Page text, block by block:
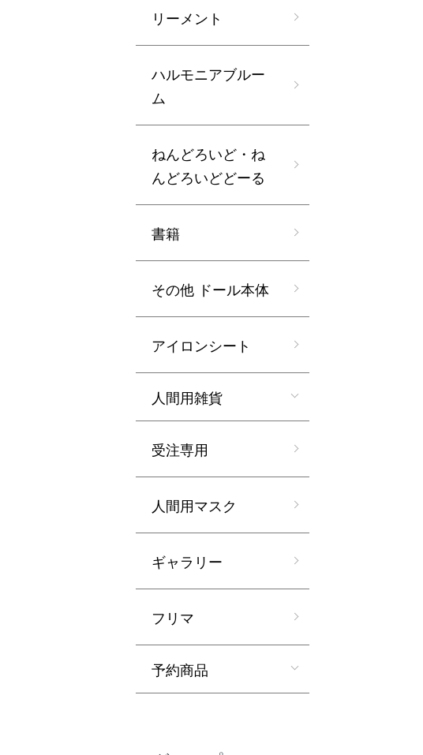
リーメント
ハルモニアブルー
ム
ねんどろいど・ね
んどろいどどーる
書籍
その他 ドール本体
アイロンシート
人間用雑貨
受注専用
人間用マスク
ギャラリー
フリマ
予約商品